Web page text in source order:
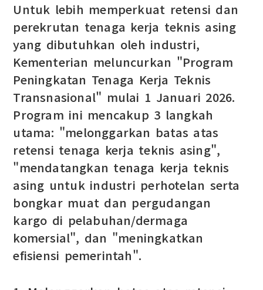
Untuk lebih memperkuat retensi dan
perekrutan tenaga kerja teknis asing
yang dibutuhkan oleh industri,
Kementerian meluncurkan "Program
Peningkatan Tenaga Kerja Teknis
Transnasional" mulai 1 Januari 2026.
Program ini mencakup 3 langkah
utama: "melonggarkan batas atas
retensi tenaga kerja teknis asing",
"mendatangkan tenaga kerja teknis
asing untuk industri perhotelan serta
bongkar muat dan pergudangan
kargo di pelabuhan/dermaga
komersial", dan "meningkatkan
efisiensi pemerintah".